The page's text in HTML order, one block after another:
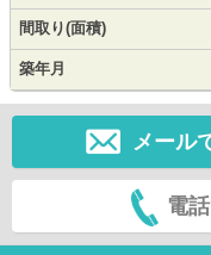
間取り(面積)
築年月
メール
電